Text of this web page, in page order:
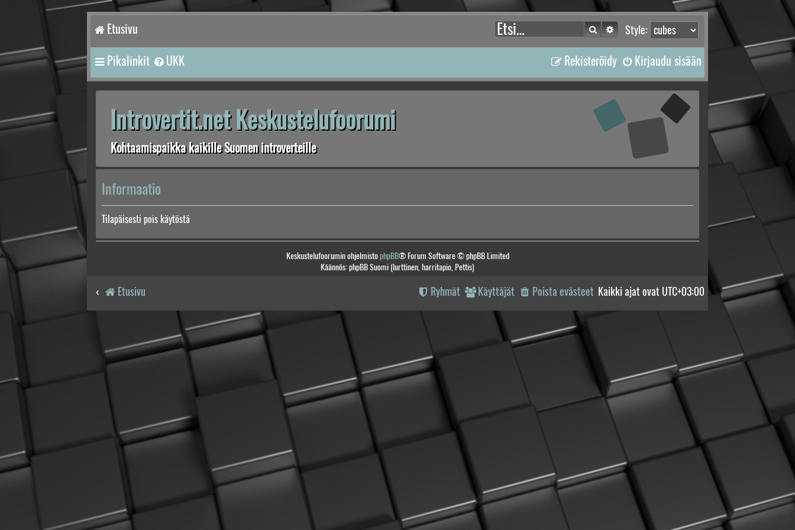
Etusivu Style:
Etsi Tarkennettu haku
Pikalinkit UKK Kirjaudu sisään
Rekisteröidy
Introvertit.net Keskustelufoorumi
Kohtaamispaikka kaikille Suomen introverteille
Informaatio
Tilapäisesti pois käytöstä
Keskustelufoorumin ohjelmistophpBB® Forum Software © phpBB Limited
Käännös: phpBB Suomi (lurttinen, harritapio, Pettis)
Etusivu Kaikki ajat ovat UTC+03:00
Poista evästeet
Käyttäjät
Ryhmät